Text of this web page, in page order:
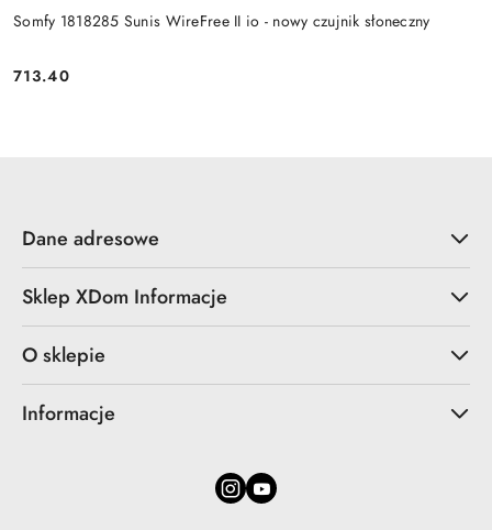
Somfy 1818285 Sunis WireFree II io - nowy czujnik słoneczny
Cena:
713.40
Dane adresowe
Sklep XDom Informacje
O sklepie
Informacje